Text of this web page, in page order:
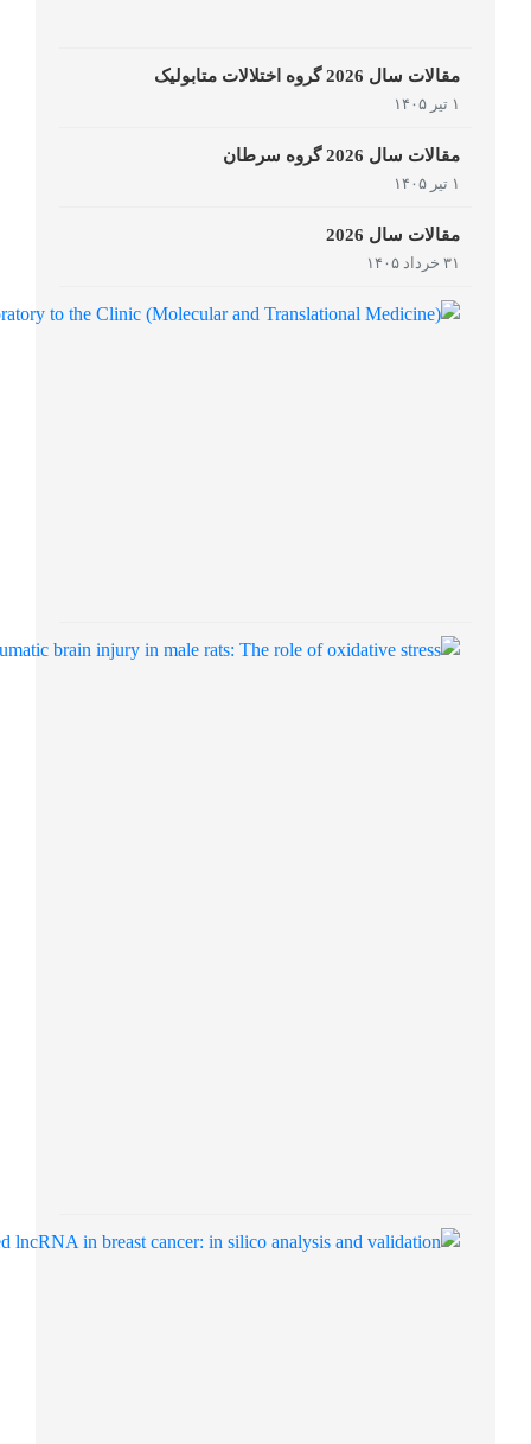
مقالات سال 2026 گروه اختلالات متابولیک
۱ تیر ۱۴۰۵
مقالات سال 2026 گروه سرطان
۱ تیر ۱۴۰۵
مقالات سال 2026
۳۱ خرداد ۱۴۰۵